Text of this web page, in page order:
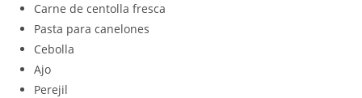
Carne de centolla fresca
Pasta para canelones
Cebolla
Ajo
Perejil